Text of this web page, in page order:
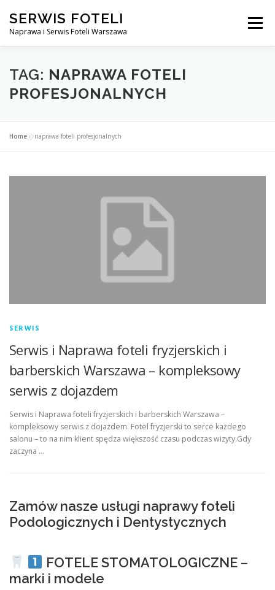
treści
SERWIS FOTELI
Naprawa i Serwis Foteli Warszawa
Menu
NAPRAWA FOTELI DENTYSTYCZNE I MEDYCZNE
TAG: NAPRAWA FOTELI
PROFESJONALNYCH
Home »naprawa foteli profesjonalnych
SERWIS
Serwis i Naprawa foteli fryzjerskich i
barberskich Warszawa – kompleksowy
serwis z dojazdem
Serwis i Naprawa foteli fryzjerskich i barberskich Warszawa –
kompleksowy serwis z dojazdem. Fotel fryzjerski to serce każdego
salonu – to na nim klient spędza większość czasu podczas wizyty.Gdy
zaczyna …
Zamów nasze usługi naprawy foteli
Podologicznych i Dentystycznych
FOTELE STOMATOLOGICZNE –
marki i modele